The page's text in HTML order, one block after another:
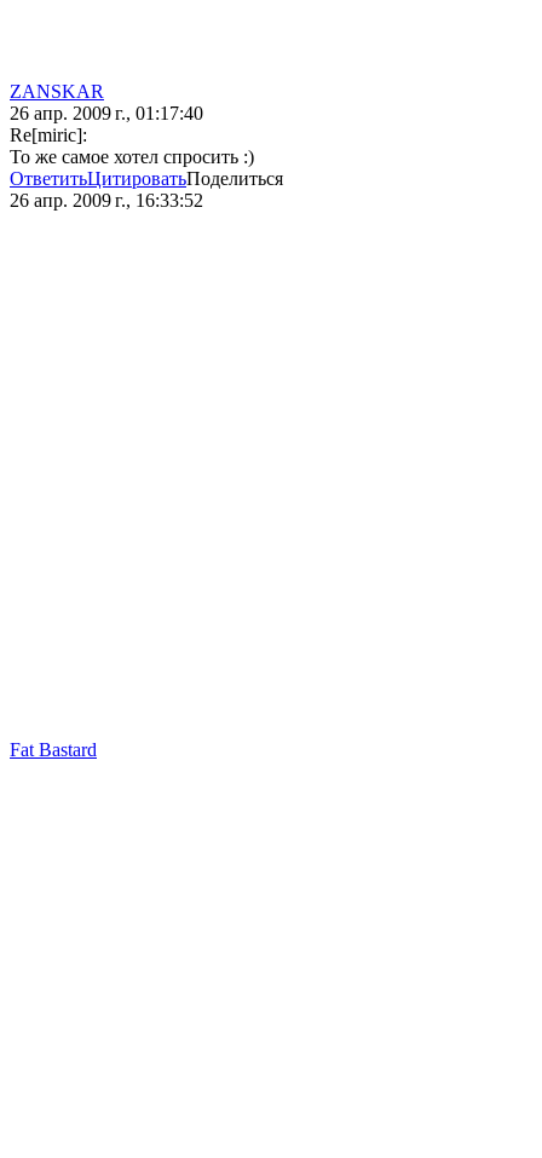
ZANSKAR
26 апр. 2009 г., 01:17:40
Re[miric]:
То же самое хотел спросить :)
ОтветитьЦитироватьПоделиться
26 апр. 2009 г., 16:33:52
Fat Bastard